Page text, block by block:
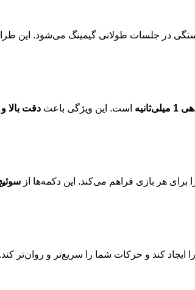
در جلسات طولانی گیمینگ می‌شود. این
است. این ویژگی باعث دقت بالا
هر بازی فراهم می‌کند. این دکمه‌ها از
کند و حرکات شما را سریع‌تر و روان‌تر کند.